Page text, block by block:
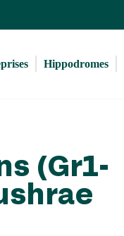
Hippodromes
(Gr1-